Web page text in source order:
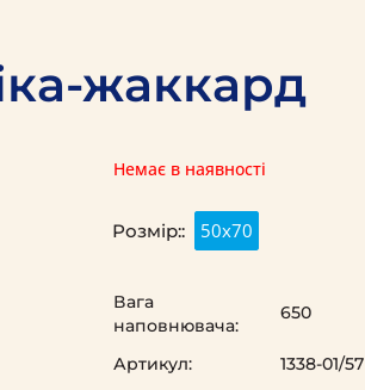
жаккард
Немає в наявності
Розмір:: 50х70
Вага
наповнювача:
650
Артикул:
1338-01/57